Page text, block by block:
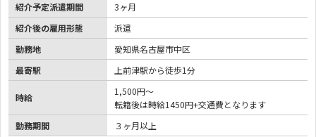
紹介予定派遣期間
3ヶ月
紹介後の雇用形態
派遣
勤務地
愛知県名古屋市中区
最寄駅
上前津駅から徒歩1分
時給
1,500円～
転籍後は時給1450円+交通費となります
勤務期間
３ヶ月以上